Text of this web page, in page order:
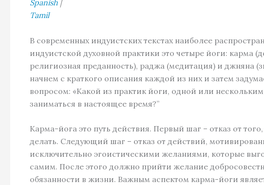
Spanish |
Tamil
В современных индуистских текстах наиболее
индуистской духовной практики это четырe йоги: карма
религиозная преданность), раджа (медитация) и джняна
начнем с краткого описания каждой из них и затем
вопросом: «Какой из практик йоги, одной или
заниматься в настоящее время?”
Карма-йога это путь действия. Первый шаг – отказ от того,
делать. Следующий шаг – отказ от действий,
исключительно эгоистическими желаниями, которые
самим. После этого должно прийти желание
обязанности в жизни. Важным аспектом карма-йоги